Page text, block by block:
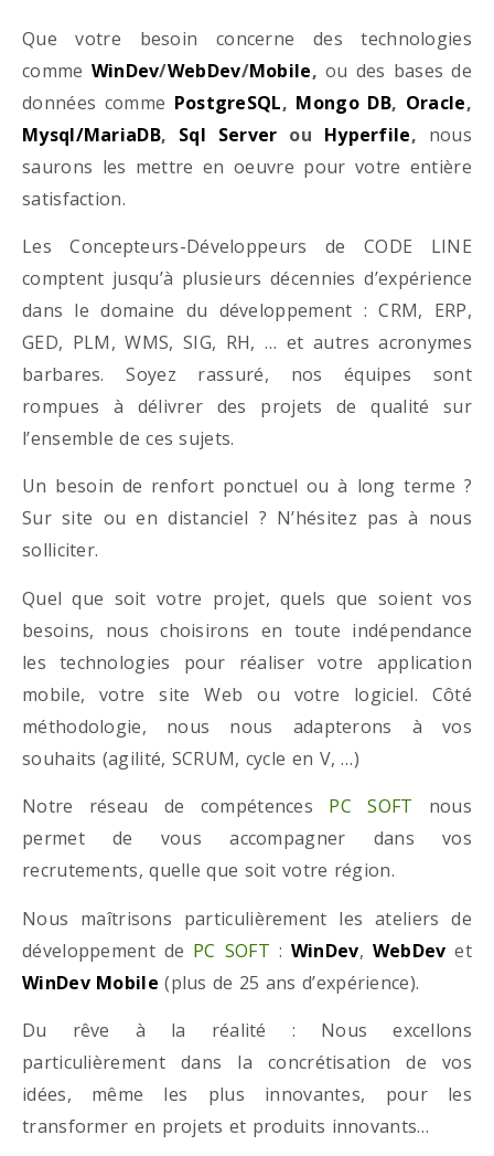
Que votre besoin concerne des technologies
comme WinDev/WebDev/Mobile, ou des bases de
données comme PostgreSQL, Mongo DB, Oracle,
Mysql/MariaDB, Sql Server ou Hyperfile, nous
saurons les mettre en oeuvre pour votre entière
satisfaction.
Les Concepteurs-Développeurs de CODE LINE
comptent jusqu’à plusieurs décennies d’expérience
dans le domaine du développement : CRM, ERP,
GED, PLM, WMS, SIG, RH, … et autres acronymes
barbares. Soyez rassuré, nos équipes sont
rompues à délivrer des projets de qualité sur
l’ensemble de ces sujets.
Un besoin de renfort ponctuel ou à long terme ?
Sur site ou en distanciel ? N’hésitez pas à nous
solliciter.
Quel que soit votre projet, quels que soient vos
besoins, nous choisirons en toute indépendance
les technologies pour réaliser votre application
mobile, votre site Web ou votre logiciel. Côté
méthodologie, nous nous adapterons à vos
souhaits (agilité, SCRUM, cycle en V, …)
Notre réseau de compétences PC SOFT nous
permet de vous accompagner dans vos
recrutements, quelle que soit votre région.
Nous maîtrisons particulièrement les ateliers de
développement de PC SOFT : WinDev, WebDev et
WinDev Mobile (plus de 25 ans d’expérience).
Du rêve à la réalité : Nous excellons
particulièrement dans la concrétisation de vos
idées, même les plus innovantes, pour les
transformer en projets et produits innovants…